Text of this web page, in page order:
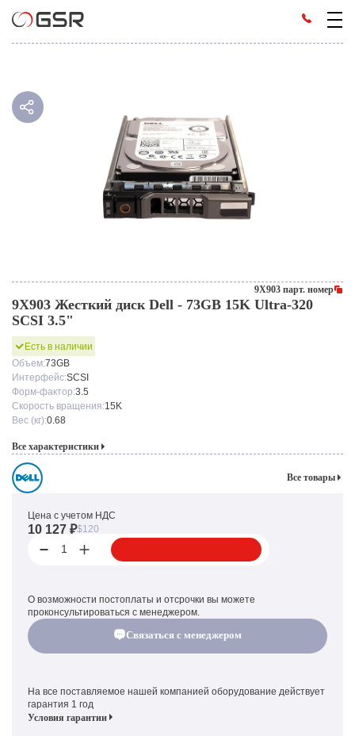
9X903 парт. номер
9X903 Жесткий диск Dell - 73GB 15K Ultra-320
SCSI 3.5"
Есть в наличии
Объем:73GB
Интерфейс:SCSI
Форм-фактор:3.5
Скорость вращения:15K
Вес (кг):0.68
Все характеристики
Все товары
Цена с учетом НДС
10 127 ₽$120
1
О возможности постоплаты и отсрочки вы можете
проконсультироваться с менеджером.
Связаться с менеджером
На все поставляемое нашей компанией оборудование действует
гарантия 1 год
Условия гарантии